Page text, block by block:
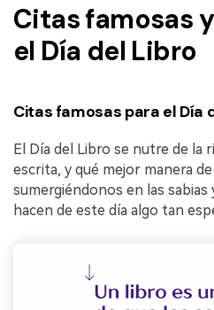
Citas famosas
el Día del Libro
Citas famosas para el Día
El Día del Libro se nutre de la
escrita, y qué mejor manera
sumergiéndonos en las sabias
hacen de este día algo tan